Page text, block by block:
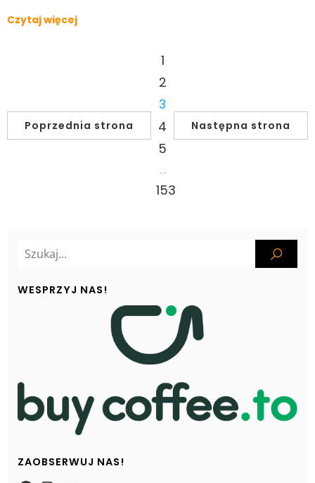
Czytaj więcej
Poprzednia strona
1
2
3
4
5
153
Następna strona
WESPRZYJ NAS!
ZAOBSERWUJ NAS!